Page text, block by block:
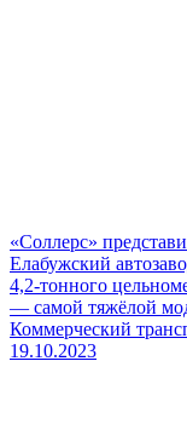
«Соллерс»
Елабужский
4,2-тонного
— самой тяжёлой
Коммерческий
19.10.2023